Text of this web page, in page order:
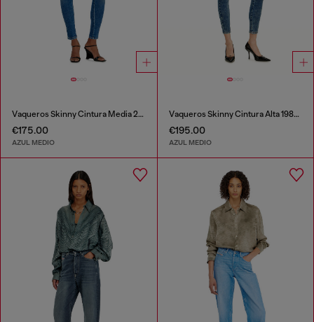
Vaqueros Skinny Cintura Media 2017 Slandy
€175.00
AZUL MEDIO
Vaqueros Skinny Cintura Alta 1984 Slandy-High
€195.00
AZUL MEDIO